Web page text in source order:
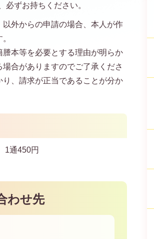
必ずお持ちください。
外からの申請の場合、本人が作
本等を必要とする理由が明らか
合がありますのでご了承くださ
、請求が正当であることが分か
1通450円
わせ先